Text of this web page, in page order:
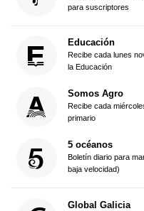
para suscriptores
Educación
Recibe cada lunes
la Educación
Somos Agro
Recibe cada
primario
5 océanos
Boletín diario para
baja velocidad)
Global Galicia